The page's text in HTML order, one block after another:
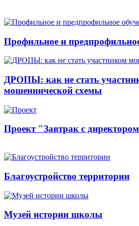
Профильное и
ДРОПЫ: как не стать
мошеннической схемы
Проект "Завтрак с
Благоустройство территории
Музей истории школы